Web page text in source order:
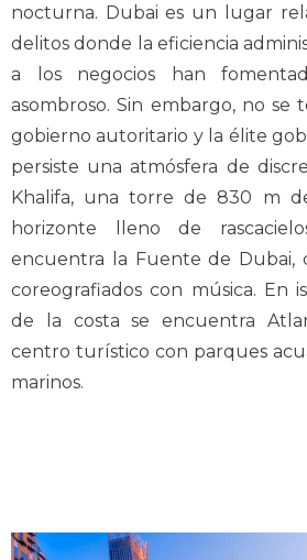
nocturna. Dubai es un lugar
delitos donde la eficiencia
a los negocios han
asombroso. Sin embargo, no se
gobierno autoritario y la élite
persiste una atmósfera de
Khalifa, una torre de 830 m
horizonte lleno de
encuentra la Fuente de Dubai,
coreografiados con música. En
de la costa se encuentra
centro turístico con parques
marinos.